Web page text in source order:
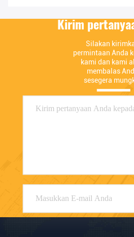
Kirim
Silakan
permintaan Anda
kami dan kami
membalas
sesegera